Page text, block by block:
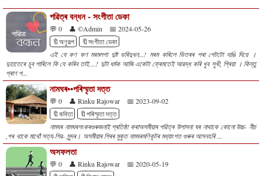
পৱিত্ৰ বন্ধন - সংগীতা ডেকা
💬 0 👤 ©Admin
📅 2024-05-26
🔖অণুগল্প
🔖সংগীতা ডেকা
এই যে কণ কণ মৰমলগা দুষ্ট ভৰিদুখন...! মৰম কৰিলে ভিতৰৰ পৰা পেটটো দাঙি দিয়ে ।
দুহাতেৰে চুব পাৰিলে কি যে কৰিব তাই....! দুটা ধৰ্মক আজি একেটা ফ্ৰেমতেই আৱদ্ধ কৰি খুব সুখী, প্ৰিয়া । কিন্তু
প্ৰাণ প...
নামঘৰ••পৰিস্মৃতা দত্ত
💬 0 👤 Rinku Rajowar
📅 2023-09-02
🔖কবিতা
🔖পৰিস্মৃতা দত্ত
নামঘৰ নামঘৰশংকৰগুৰুজনাই প্ৰতিষ্ঠা কৰাঅসমীয়াৰ পৱিত্ৰ উপাসনা ঘৰ নাথাকে কোনো উচ্চ- নীচ
,পৰ থাকে মাথোঁ সত্য-শিৱ- সুন্দৰ। অসমীয়াৰ শিৰৰ মুকুত নামঘৰমণিকূটৰ মধ্যাংশত গুৰুৰ আসনহৰি ...
অসফলতা
💬 0 👤 Rinku Rajowar
📅 2020-05-19